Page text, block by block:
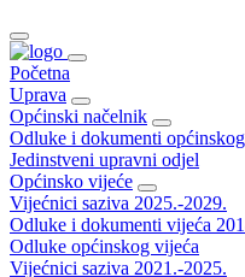
Početna
Uprava
Općinski načelnik
Odluke i dokumenti
Jedinstveni upravni odjel
Općinsko vijeće
Vijećnici saziva 2025.-2029.
Odluke i dokumenti vijeća
Odluke općinskog vijeća
Vijećnici saziva 2021.-2025.